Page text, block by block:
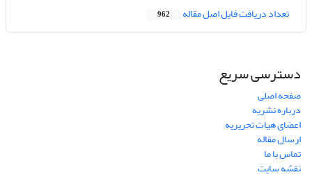
تعداد دریافت فایل اصل مقاله 962
دسترسی سریع
صفحه اصلی
درباره نشریه
اعضای هیات تحریریه
ارسال مقاله
تماس با ما
نقشه سایت